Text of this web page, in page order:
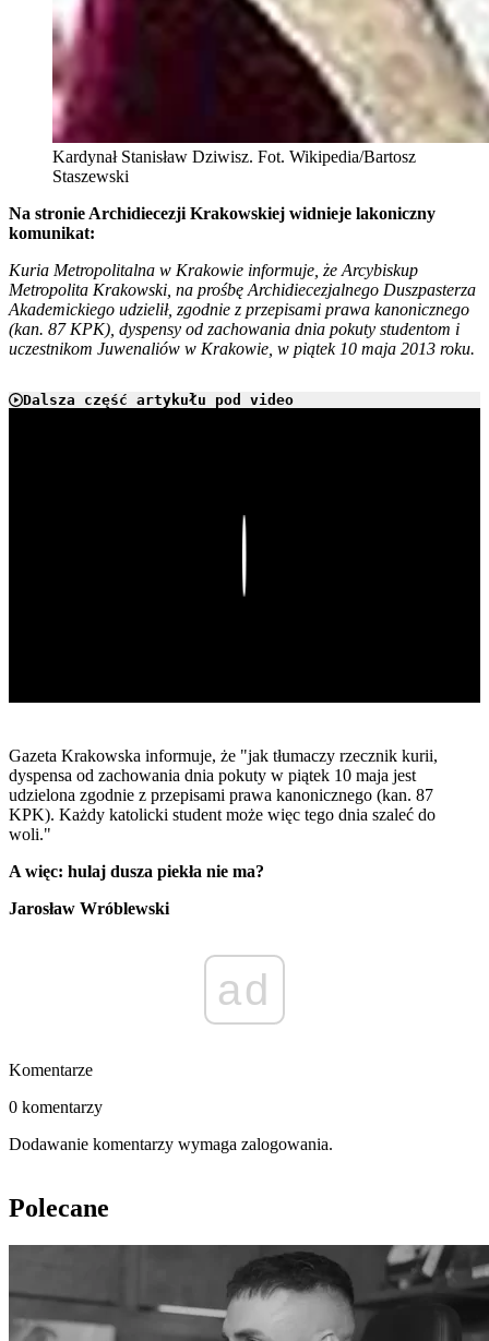
Kardynał Stanisław Dziwisz. Fot. Wikipedia/Bartosz
Staszewski
Na stronie Archidiecezji Krakowskiej widnieje lakoniczny
komunikat:
Kuria Metropolitalna w Krakowie informuje, że Arcybiskup
Metropolita Krakowski, na prośbę Archidiecezjalnego Duszpasterza
Akademickiego udzielił, zgodnie z przepisami prawa kanonicznego
(kan. 87 KPK), dyspensy od zachowania dnia pokuty studentom i
uczestnikom Juwenaliów w Krakowie, w piątek 10 maja 2013 roku.
Dalsza część artykułu pod video
Gazeta Krakowska informuje, że "jak tłumaczy rzecznik kurii,
dyspensa od zachowania dnia pokuty w piątek 10 maja jest
udzielona zgodnie z przepisami prawa kanonicznego (kan. 87
KPK). Każdy katolicki studentmoże więc tego dnia szaleć do
woli."
A więc: hulaj dusza piekła nie ma?
Jarosław Wróblewski
ad
Komentarze
0 komentarzy
Dodawanie komentarzy wymaga zalogowania.
Polecane